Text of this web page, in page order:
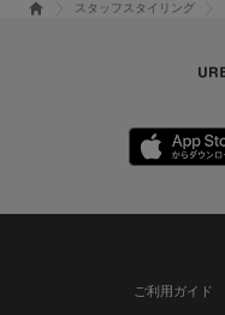
スタッフスタイリング
ご利用ガイド